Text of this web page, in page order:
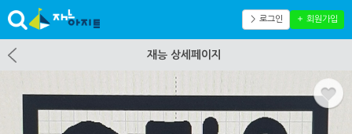
＞ 로그인 ＋ 회원가입
재능 상세페이지